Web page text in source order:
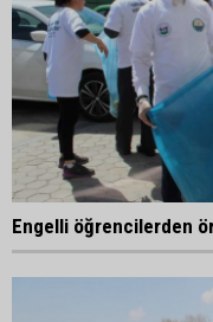
Engelli öğrencilerden